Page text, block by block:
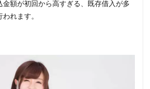
金額が初回から高すぎる、既存借入が多
れます。